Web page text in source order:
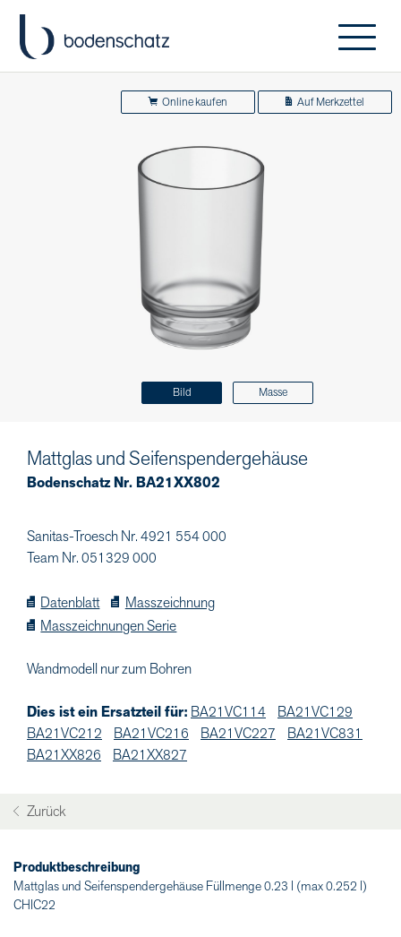
Bild Masse
Online kaufen Auf Merkzettel
Mattglas und Seifenspendergehäuse
Bodenschatz Nr. BA21XX802
Sanitas-Troesch Nr. 4921 554 000
Team Nr. 051329 000
Datenblatt
Masszeichnung
Masszeichnungen Serie
Wandmodell nur zum Bohren
Dies ist ein Ersatzteil für: BA21VC114
BA21VC129
BA21VC212
BA21VC216 BA21VC227
BA21VC831
BA21XX826
BA21XX827
Zurück
Produktbeschreibung
Mattglas und Seifenspendergehäuse Füllmenge 0.23 l (max 0.252 l)
CHIC22